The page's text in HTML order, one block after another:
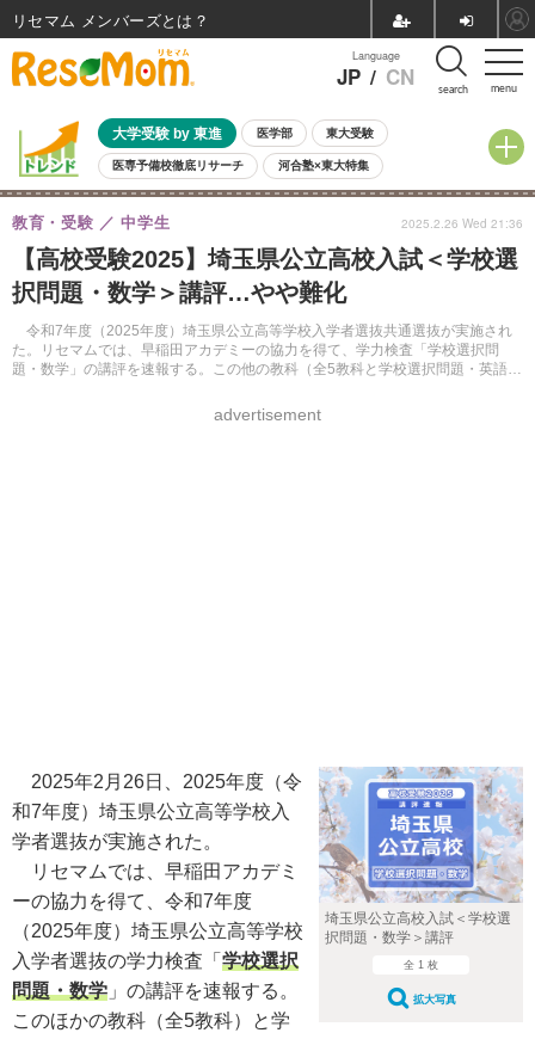
menu
Language
JP / CN search
大学受験 by 東進 医学部 東大受験
医専予備校徹底リサーチ 河合塾×東大特集
親子で考える大学選び 高校受験 中学受験 小学校受験
共通テスト 夏休み
8月開催イベント・WS 全国公立高校 過去問 人気記事
自由研究教材（小学生向け） 自由研究教材（中学生向け）
【高校受験2025】埼玉県公立高校入試＜学校選
択問題・数学＞講評…やや難化
令和7年度（2025年度）埼玉県公立高等学校入学者選抜共通選抜が実施され
た。リセマムでは、早稲田アカデミーの協力を得て、学力検査「学校選択問
題・数学」の講評を速報する。この他の教科（全5教科と学校選択問題・英語）
教育・受験 中学生
advertisement
2025.2.26 Wed 21:36
埼玉県公立高校入試＜学校選
択問題・数学＞講評
全 1 枚
拡大写真
2025年2月26日、2025年度（令
和7年度）埼玉県公立高等学校入
学者選抜が実施された。
リセマムでは、早稲田アカデミ
ーの協力を得て、令和7年度
（2025年度）埼玉県公立高等学校
入学者選抜の学力検査「 学校選択
問題・数学 」の講評を速報する。
このほかの教科（全5教科）と学
リセマム メンバーズ